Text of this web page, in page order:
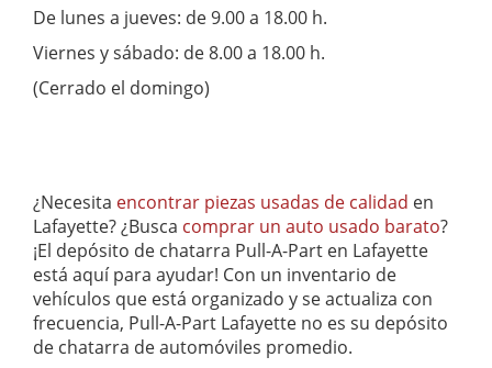
De lunes a jueves: de 9.00 a 18.00 h.
Viernes y sábado: de 8.00 a 18.00 h.
(Cerrado el domingo)
¿Necesita encontrar piezas usadas de calidad en
Lafayette? ¿Busca comprar un auto usado barato?
¡El depósito de chatarra Pull-A-Part en Lafayette
está aquí para ayudar! Con un inventario de
vehículos que está organizado y se actualiza con
frecuencia, Pull-A-Part Lafayette no es su depósito
de chatarra de automóviles promedio.